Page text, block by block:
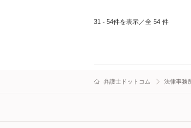
31 - 54件を表示／全 54 件
弁護士ドットコム 法律事務